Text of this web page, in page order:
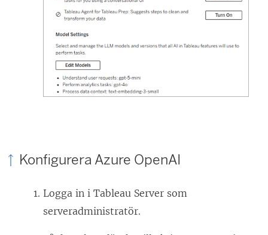
Konfigurera Azure OpenAI
Logga in i Tableau Server som
serveradministratör.